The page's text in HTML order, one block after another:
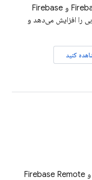
و Firebase
را افزایش می‌دهد و
و Firebase Remote